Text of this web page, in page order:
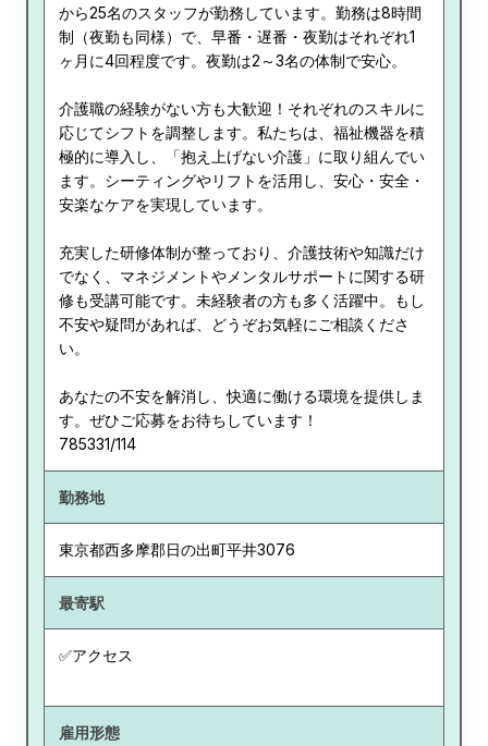
から25名のスタッフが勤務しています。勤務は8時間
制（夜勤も同様）で、早番・遅番・夜勤はそれぞれ1
ヶ月に4回程度です。夜勤は2～3名の体制で安心。
介護職の経験がない方も大歓迎！それぞれのスキルに
応じてシフトを調整します。私たちは、福祉機器を積
極的に導入し、「抱え上げない介護」に取り組んでい
ます。シーティングやリフトを活用し、安心・安全・
安楽なケアを実現しています。
充実した研修体制が整っており、介護技術や知識だけ
でなく、マネジメントやメンタルサポートに関する研
修も受講可能です。未経験者の方も多く活躍中。もし
不安や疑問があれば、どうぞお気軽にご相談くださ
い。
あなたの不安を解消し、快適に働ける環境を提供しま
す。ぜひご応募をお待ちしています！
785331/114
勤務地
東京都西多摩郡日の出町平井3076
最寄駅
✅アクセス
雇用形態